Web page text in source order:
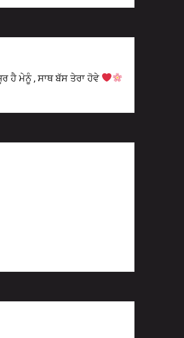
ਹੈ ਮੇਨੂੰ , ਸਾਥ ਬੱਸ ਤੇਰਾ ਹੋਵੇ